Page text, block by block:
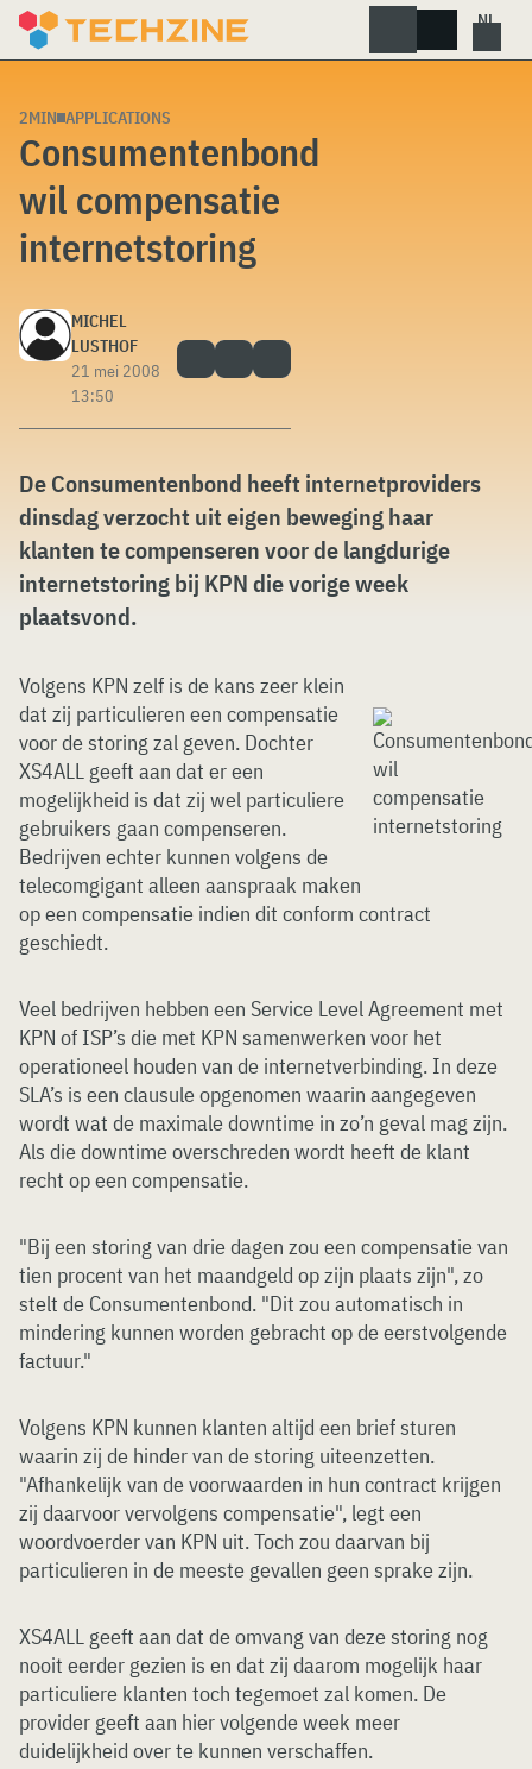
Skip
2MIN APPLICATIONS
Consumentenbond
wil compensatie
internetstoring
MICHEL
LUSTHOF
21 mei 2008
13:50
De Consumentenbond heeft internetproviders
dinsdag verzocht uit eigen beweging haar
klanten te compenseren voor de langdurige
internetstoring bij KPN die vorige week
plaatsvond.
Volgens KPN zelf is de kans zeer klein
dat zij particulieren een compensatie
voor de storing zal geven. Dochter
XS4ALL geeft aan dat er een
mogelijkheid is dat zij wel particuliere
gebruikers gaan compenseren.
Bedrijven echter kunnen volgens de
telecomgigant alleen aanspraak maken
op een compensatie indien dit conform contract
geschiedt.
Veel bedrijven hebben een Service Level Agreement met
KPN of ISP’s die met KPN samenwerken voor het
operationeel houden van de internetverbinding. In deze
SLA’s is een clausule opgenomen waarin aangegeven
wordt wat de maximale downtime in zo’n geval mag zijn.
Als die downtime overschreden wordt heeft de klant
recht op een compensatie.
"Bij een storing van drie dagen zou een compensatie van
tien procent van het maandgeld op zijn plaats zijn", zo
stelt de Consumentenbond. "Dit zou automatisch in
mindering kunnen worden gebracht op de eerstvolgende
factuur."
Volgens KPN kunnen klanten altijd een brief sturen
waarin zij de hinder van de storing uiteenzetten.
"Afhankelijk van de voorwaarden in hun contract krijgen
zij daarvoor vervolgens compensatie", legt een
woordvoerder van KPN uit. Toch zou daarvan bij
particulieren in de meeste gevallen geen sprake zijn.
XS4ALL geeft aan dat de omvang van deze storing nog
nooit eerder gezien is en dat zij daarom mogelijk haar
particuliere klanten toch tegemoet zal komen. De
provider geeft aan hier volgende week meer
duidelijkheid over te kunnen verschaffen.